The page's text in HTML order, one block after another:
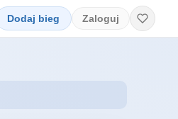
Dodaj bieg Zaloguj